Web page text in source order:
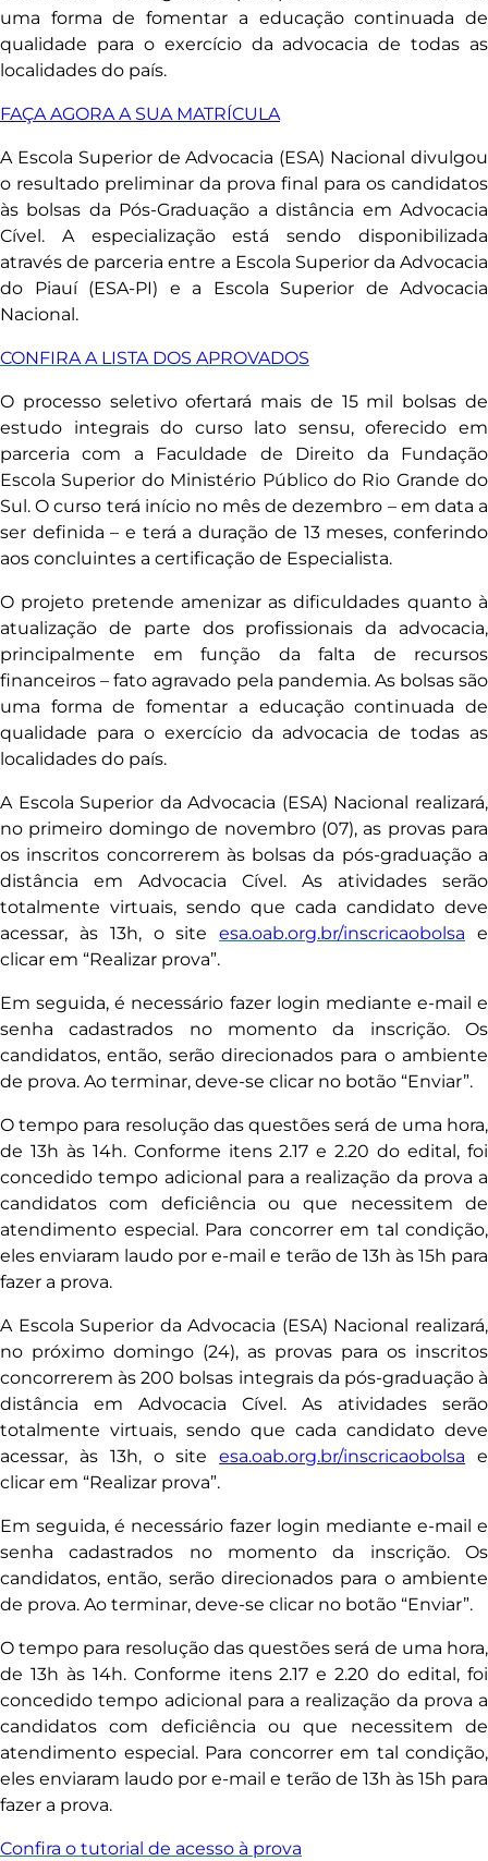
uma forma de fomentar a educação continuada de
qualidade para o exercício da advocacia de todas as
localidades do país.
FAÇA AGORA A SUA MATRÍCULA
A Escola Superior de Advocacia (ESA) Nacional divulgou
o resultado preliminar da prova final para os candidatos
às bolsas da Pós-Graduação a distância em Advocacia
Cível. A especialização está sendo disponibilizada
através de parceria entre a Escola Superior da Advocacia
do Piauí (ESA-PI) e a Escola Superior de Advocacia
Nacional.
CONFIRA A LISTA DOS APROVADOS
O processo seletivo ofertará mais de 15 mil bolsas de
estudo integrais do curso lato sensu, oferecido em
parceria com a Faculdade de Direito da Fundação
Escola Superior do Ministério Público do Rio Grande do
Sul.O curso terá início no mês de dezembro – em data a
ser definida – e terá a duração de 13 meses, conferindo
aos concluintes a certificação de Especialista.
O projeto pretende amenizar as dificuldades quanto à
atualização de parte dos profissionais da advocacia,
principalmente em função da falta de recursos
financeiros – fato agravado pela pandemia. As bolsas são
uma forma de fomentar a educação continuada de
qualidade para o exercício da advocacia de todas as
localidades do país.
A Escola Superior da Advocacia (ESA) Nacional realizará,
no primeiro domingo de novembro (07), as provas para
os inscritos concorrerem às bolsas da pós-graduação a
distância em Advocacia Cível. As atividades serão
totalmente virtuais, sendo que cada candidato deve
acessar, às 13h, o siteesa.oab.org.br/inscricaobolsa e
clicar em “Realizar prova”.
Em seguida, é necessário fazer login mediante e-mail e
senha cadastrados no momento da inscrição. Os
candidatos, então, serão direcionados para o ambiente
de prova. Ao terminar, deve-se clicar no botão “Enviar”.
O tempo para resolução das questões será de uma hora,
de 13h às 14h. Conforme itens 2.17 e 2.20 do edital, foi
concedido tempo adicional para a realização da prova a
candidatos com deficiência ou que necessitem de
atendimento especial. Para concorrer em tal condição,
eles enviaram laudo por e-mail e terão de 13h às 15h para
fazer a prova.
A Escola Superior da Advocacia (ESA) Nacional realizará,
no próximo domingo (24), as provas para os inscritos
concorrerem às 200 bolsas integrais da pós-graduação à
distância em Advocacia Cível. As atividades serão
totalmente virtuais, sendo que cada candidato deve
acessar, às 13h, o siteesa.oab.org.br/inscricaobolsa e
clicar em “Realizar prova”.
Em seguida, é necessário fazer login mediante e-mail e
senha cadastrados no momento da inscrição. Os
candidatos, então, serão direcionados para o ambiente
de prova. Ao terminar, deve-se clicar no botão “Enviar”.
O tempo para resolução das questões será de uma hora,
de 13h às 14h. Conforme itens 2.17 e 2.20 do edital, foi
concedido tempo adicional para a realização da prova a
candidatos com deficiência ou que necessitem de
atendimento especial. Para concorrer em tal condição,
eles enviaram laudo por e-mail e terão de 13h às 15h para
fazer a prova.
Confira o tutorial de acesso à prova